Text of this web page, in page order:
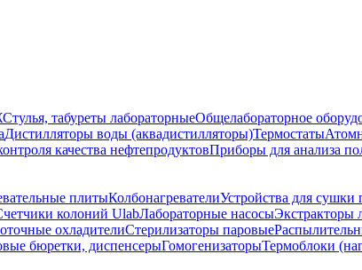
Стулья, табуреты лабораторныеОбщелабораторное
Дистилляторы воды (аквадистилляторы)Термостаты
качества нефтепродуктовПриборы для анализа
плитыКолбонагревателиУстройства для сушки
колоний UlabЛабораторные насосыЭкстракторы
охладителиСтерилизаторы паровые
бюретки, диспенсерыГомогенизаторыТермоблоки